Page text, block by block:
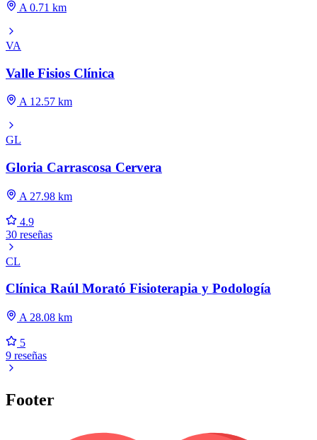
A 0.71 km
VA
Valle Fisios Clínica
A 12.57 km
GL
Gloria Carrascosa Cervera
A 27.98 km
4.9
30 reseñas
CL
Clínica Raúl Morató Fisioterapia y Podología
A 28.08 km
5
9 reseñas
Footer